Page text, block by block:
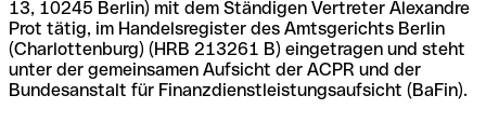
13, 10245 Berlin) mit dem Ständigen Vertreter Alexandre
Prot tätig, im Handelsregister des Amtsgerichts Berlin
(Charlottenburg) (HRB 213261 B) eingetragen und steht
unter der gemeinsamen Aufsicht der ACPR und der
Bundesanstalt für Finanzdienstleistungsaufsicht (BaFin).